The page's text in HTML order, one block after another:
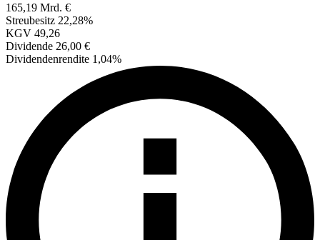
165,19 Mrd. €
Streubesitz 22,28%
KGV 49,26
Dividende 26,00 €
Dividendenrendite 1,04%